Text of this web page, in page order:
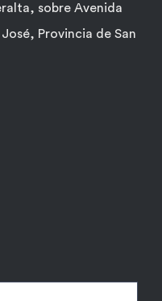
sobre Avenida
Provincia de San